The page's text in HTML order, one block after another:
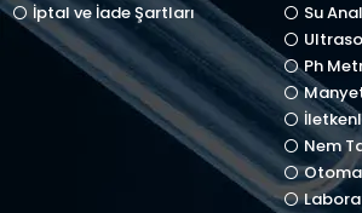
İptal ve İade Şartları
Su
Ph
Nem